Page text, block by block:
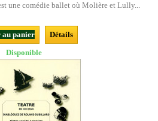
une comédie ballet où Molière et Lully...
au panier
Détails
Disponible